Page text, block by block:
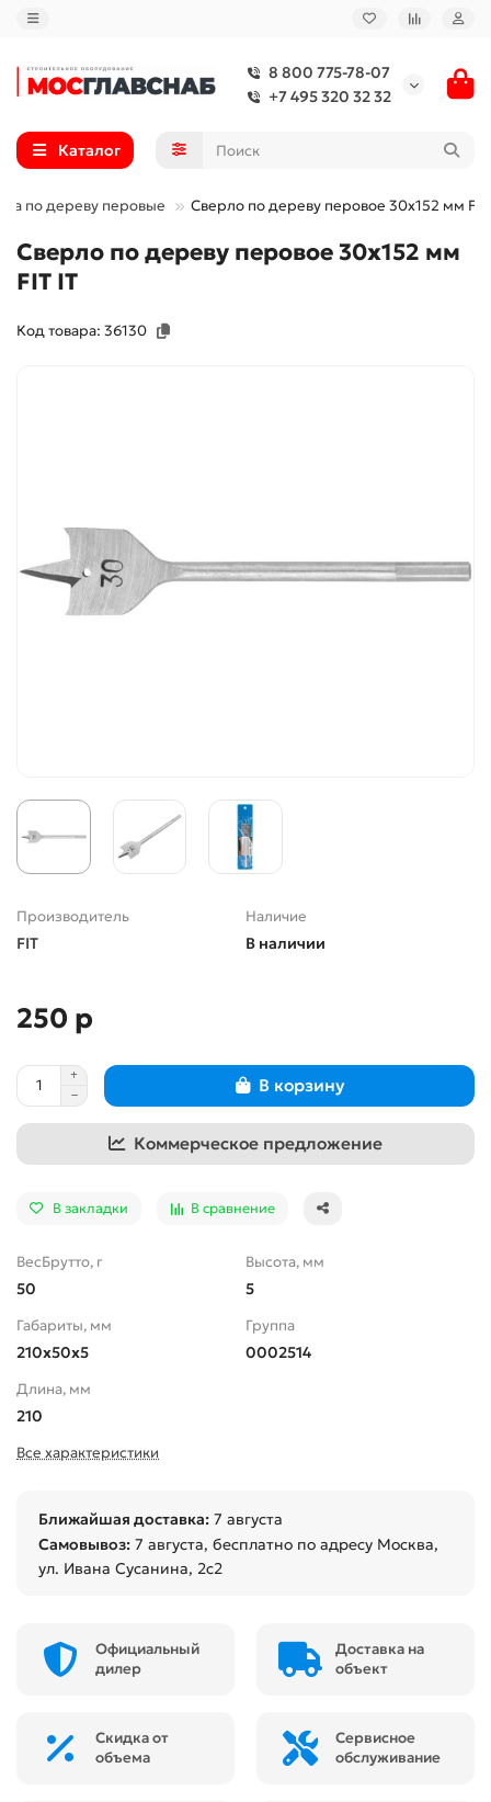
8 800 775-78-07
+7 495 320 32 32
Каталог
по дереву перовые Сверло по дереву перовое 30x152 мм FIT
Сверло по дереву перовое 30x152 мм
FIT IT
Код товара: 36130
Производитель
FIT
Наличие
В наличии
250 р
В корзину
Коммерческое предложение
В закладки В сравнение
ВесБрутто, г
50
Высота, мм
5
Габариты, мм
210x50x5
Группа
0002514
Длина, мм
210
Все характеристики
Ближайшая доставка: 7 августа
Самовывоз: 7 августа, бесплатно по адресу Москва,
ул. Ивана Сусанина, 2с2
Официальный
дилер
Доставка на
объект
Скидка от
объема
Сервисное
обслуживание